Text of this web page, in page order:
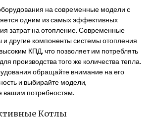
на современные модели с
одним из самых эффективных
затрат на отопление. Современные
и другие компоненты системы отопления
КПД, что позволяет им потреблять
производства того же количества тепла.
обращайте внимание на его
и выбирайте модели,
вашим потребностям.
Котлы